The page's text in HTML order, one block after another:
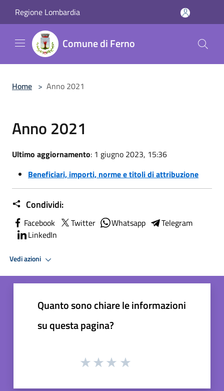
Regione Lombardia
Comune di Ferno
Home > Anno 2021
Anno 2021
Ultimo aggiornamento: 1 giugno 2023, 15:36
Beneficiari, importi, norme e titoli di attribuzione
Condividi:
Facebook Twitter Whatsapp
Telegram
LinkedIn
Vedi azioni
Quanto sono chiare le informazioni
su questa pagina?